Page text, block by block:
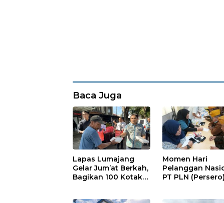
Baca Juga
Lapas Lumajang
Gelar Jum’at Berkah,
Bagikan 100 Kotak
Momen Hari
Pelanggan
PT PLN